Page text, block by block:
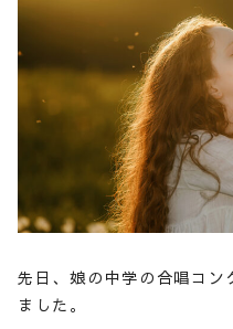
先日、娘の中学の合唱コン
ました。